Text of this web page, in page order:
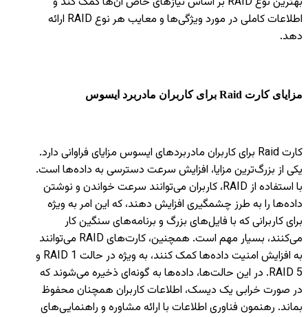
اطلاعات کاملی در مورد ویژگی‌ها و معایب هر نوع RAID ارائه
دهد.
مزایای کارت Raid برای کاربران مادربرد ایسوس
کارت Raid برای کاربران مادربردهای ایسوس مزایای فراوانی دارد.
یکی از بزرگ‌ترین مزایا، افزایش سرعت دسترسی به داده‌ها است.
با استفاده از RAID، کاربران می‌توانند سرعت خواندن و نوشتن
داده‌ها را به طرز چشمگیری افزایش دهند، که این امر به ویژه
برای کاربرانی که با فایل‌های بزرگ و برنامه‌های سنگین کار
می‌کنند، بسیار مهم است. همچنین، کارت‌های RAID می‌توانند
به افزایش امنیت داده‌ها کمک کنند، به ویژه در حالت RAID 1 و
RAID 5. در این حالت‌ها، داده‌ها به گونه‌ای ذخیره می‌شوند که
در صورت خرابی یک دیسک، اطلاعات کاربران همچنان محفوظ
بماند. رهنمون فناوری اطلاعات با ارائه مشاوره و راهنمایی‌های